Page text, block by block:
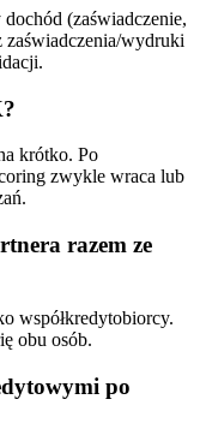
(zaświadczenie,
wydruki
krótko. Po
zwykle wraca lub
razem ze
współkredytobiorcy.
obu osób.
po